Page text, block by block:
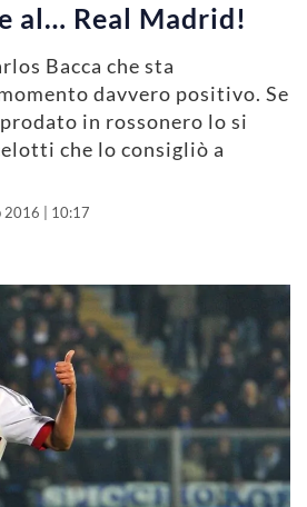
al… Real Madrid!
Bacca che sta
davvero positivo. Se
in rossonero lo si
che lo consigliò a
2016 | 10:17